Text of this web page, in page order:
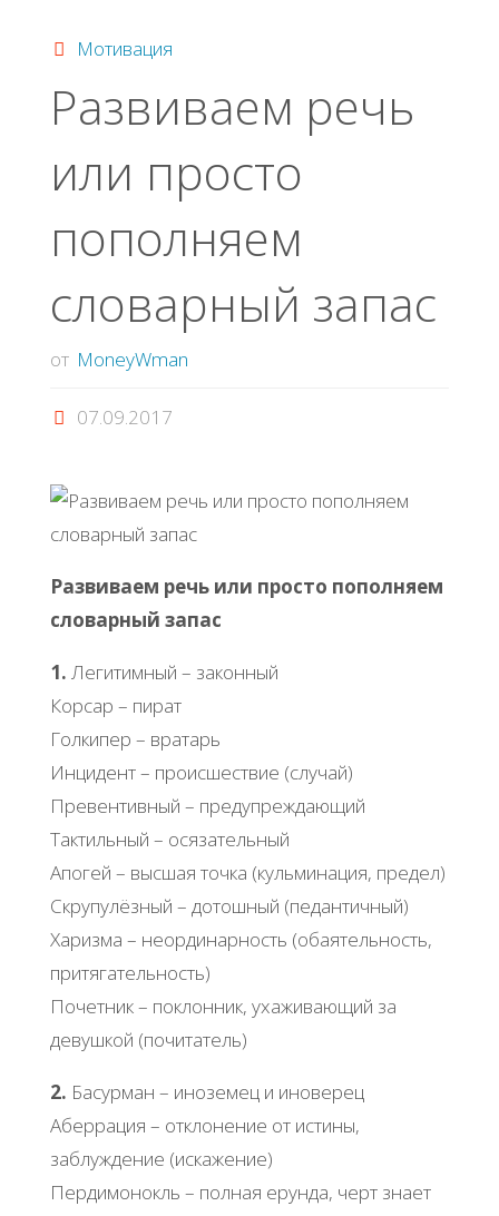
Мотивация
Развиваем речь
или просто
пополняем
словарный запас
от MoneyWman
07.09.2017
Развиваем речь или просто пополняем
словарный запас
1. Легитимный – законный
Корсар – пират
Голкипер – вратарь
Инцидент – происшествие (случай)
Превентивный – предупреждающий
Тактильный – осязательный
Апогей – высшая точка (кульминация, предел)
Скрупулёзный – дотошный (педантичный)
Харизма – неординарность (обаятельность,
притягательность)
Почетник – поклонник, ухаживающий за
девушкой (почитатель)
2. Басурман – иноземец и иноверец
Аберрация – отклонение от истины,
заблуждение (искажение)
Пердимонокль – полная ерунда, черт знает